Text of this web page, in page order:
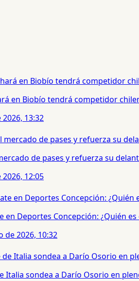
en Biobío tendrá competidor
13:32
de pases y refuerza su
12:05
en Deportes Concepción: ¿Quién
de 2026, 10:32
Italia sondea a Darío Osorio en